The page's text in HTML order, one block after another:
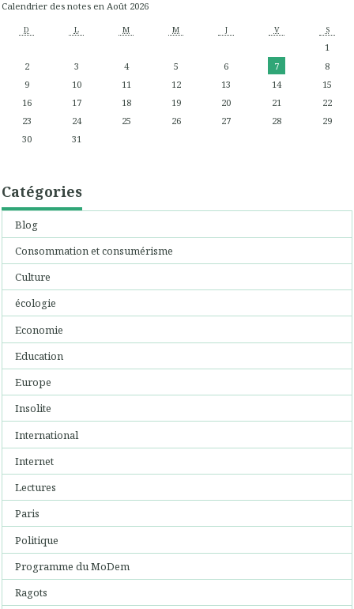
Calendrier des notes en Août 2026
D L M M J V S
1
2
3 4 5 6 7
8
9
10 11 12 13 14
15
16
17 18 19 20 21
22
23
24 25 26 27 28
29
30
31
Catégories
Blog
Consommation et consumérisme
Culture
écologie
Economie
Education
Europe
Insolite
International
Internet
Lectures
Paris
Politique
Programme du MoDem
Ragots